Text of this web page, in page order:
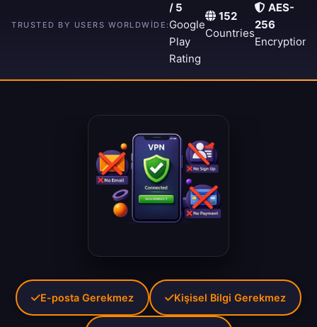
TRUSTED BY USERS WORLDWIDE:
15,000+
/ 5
Google
Play
Rating
152
Countries
AES-
256
Encryption
E-posta Gerekmez Kişisel Bilgi Gerekmez